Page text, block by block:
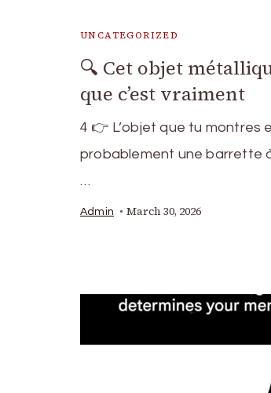
UNCATEGORIZED
🔍 Cet objet
que c’est vraiment
4 👉 L’objet que tu montres
probablement une barrette
…
Admin March 30, 2026